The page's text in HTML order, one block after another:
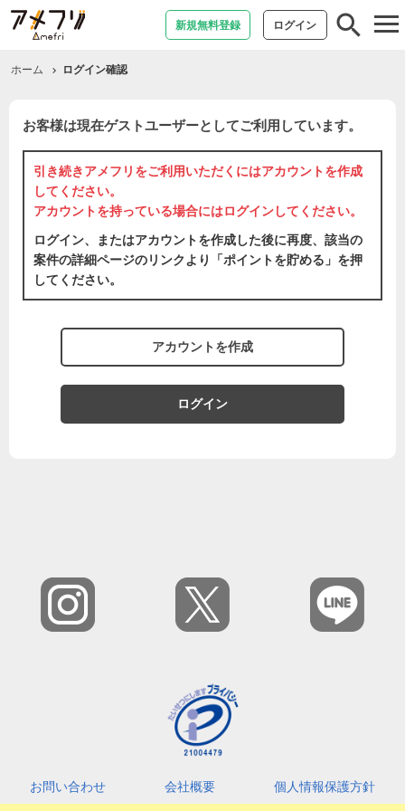
新規無料登録 ログイン
ホーム ログイン確認
お客様は現在ゲストユーザーとしてご利用しています。
引き続きアメフリをご利用いただくにはアカウントを作成
してください。
アカウントを持っている場合にはログインしてください。
ログイン、またはアカウントを作成した後に再度、該当の
案件の詳細ページのリンクより「ポイントを貯める」を押
してください。
アカウントを作成
ログイン
お問い合わせ 会社概要
個人情報保護方針